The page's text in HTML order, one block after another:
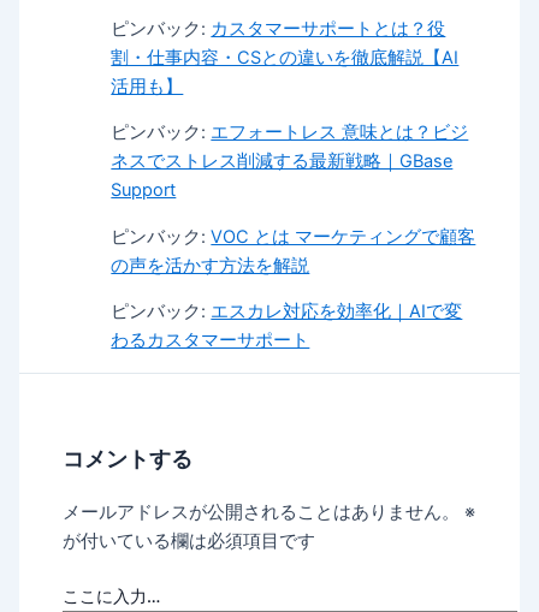
ピンバック: カスタマーサポートとは？役
割・仕事内容・CSとの違いを徹底解説【AI
活用も】
ピンバック: エフォートレス 意味とは？ビジ
ネスでストレス削減する最新戦略｜GBase
Support
ピンバック:VOC とは マーケティングで顧客
の声を活かす方法を解説
ピンバック: エスカレ対応を効率化｜AIで変
わるカスタマーサポート
コメントする
メールアドレスが公開されることはありません。
※
が付いている欄は必須項目です
ここに入力…